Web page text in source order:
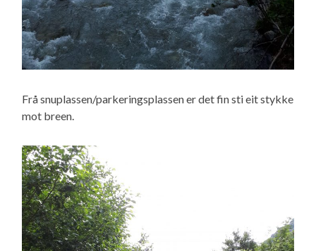
Frå snuplassen/parkeringsplassen er det fin sti eit stykke
mot breen.